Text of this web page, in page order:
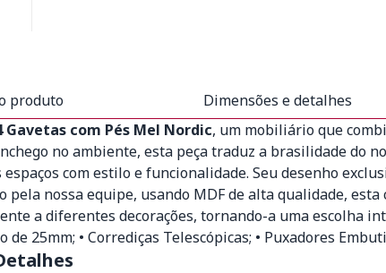
produto Dimensões e detalhes
Gavetas com Pés Mel Nordic, um mobiliário que
no ambiente, esta peça traduz a brasilidade do
espaços com estilo e funcionalidade. Seu desenho
pela nossa equipe, usando MDF de alta qualidade,
a diferentes decorações, tornando-a uma escolha
de 25mm; • Corrediças Telescópicas; • Puxadores